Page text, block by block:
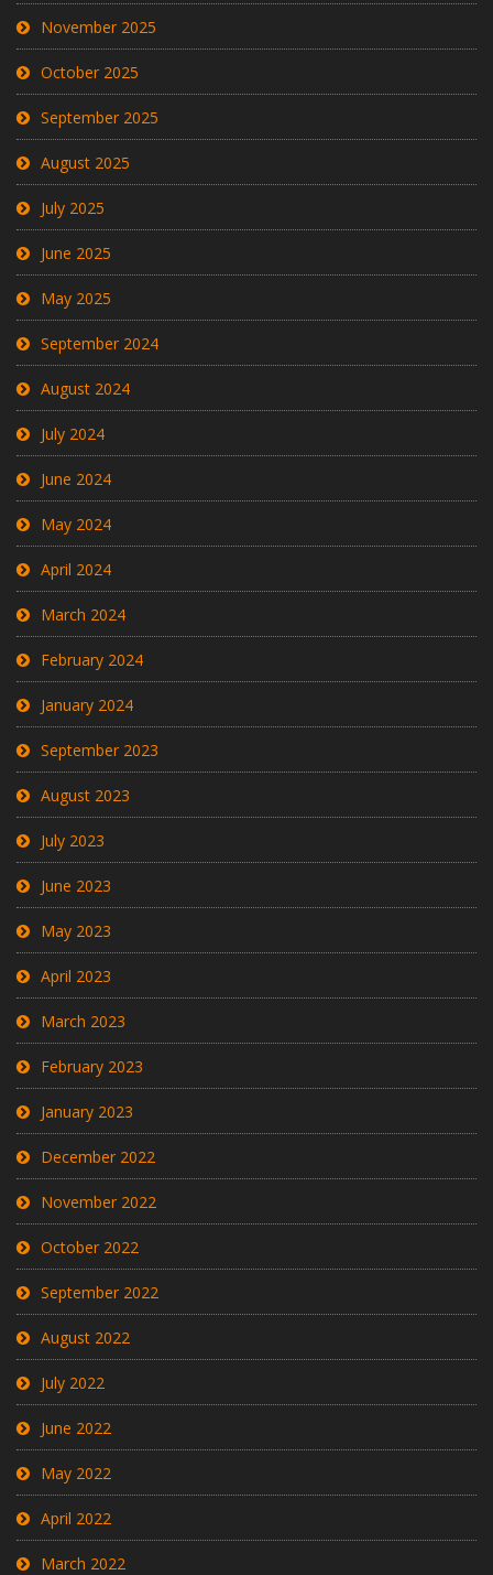
November 2025
October 2025
September 2025
August 2025
July 2025
June 2025
May 2025
September 2024
August 2024
July 2024
June 2024
May 2024
April 2024
March 2024
February 2024
January 2024
September 2023
August 2023
July 2023
June 2023
May 2023
April 2023
March 2023
February 2023
January 2023
December 2022
November 2022
October 2022
September 2022
August 2022
July 2022
June 2022
May 2022
April 2022
March 2022